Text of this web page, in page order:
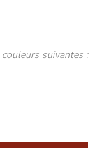
suivantes :